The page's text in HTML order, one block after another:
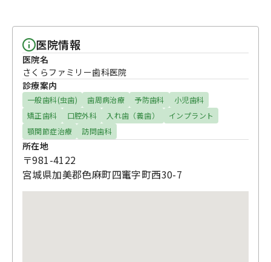
医院情報
医院名
さくらファミリー歯科医院
診療案内
一般歯科(虫歯) 歯周病治療 予防歯科
小児歯科
矯正歯科
口腔外科 入れ歯（義歯）
インプラント
顎関節症治療
訪問歯科
所在地
〒981-4122
宮城県加美郡色麻町四竃字町西30-7